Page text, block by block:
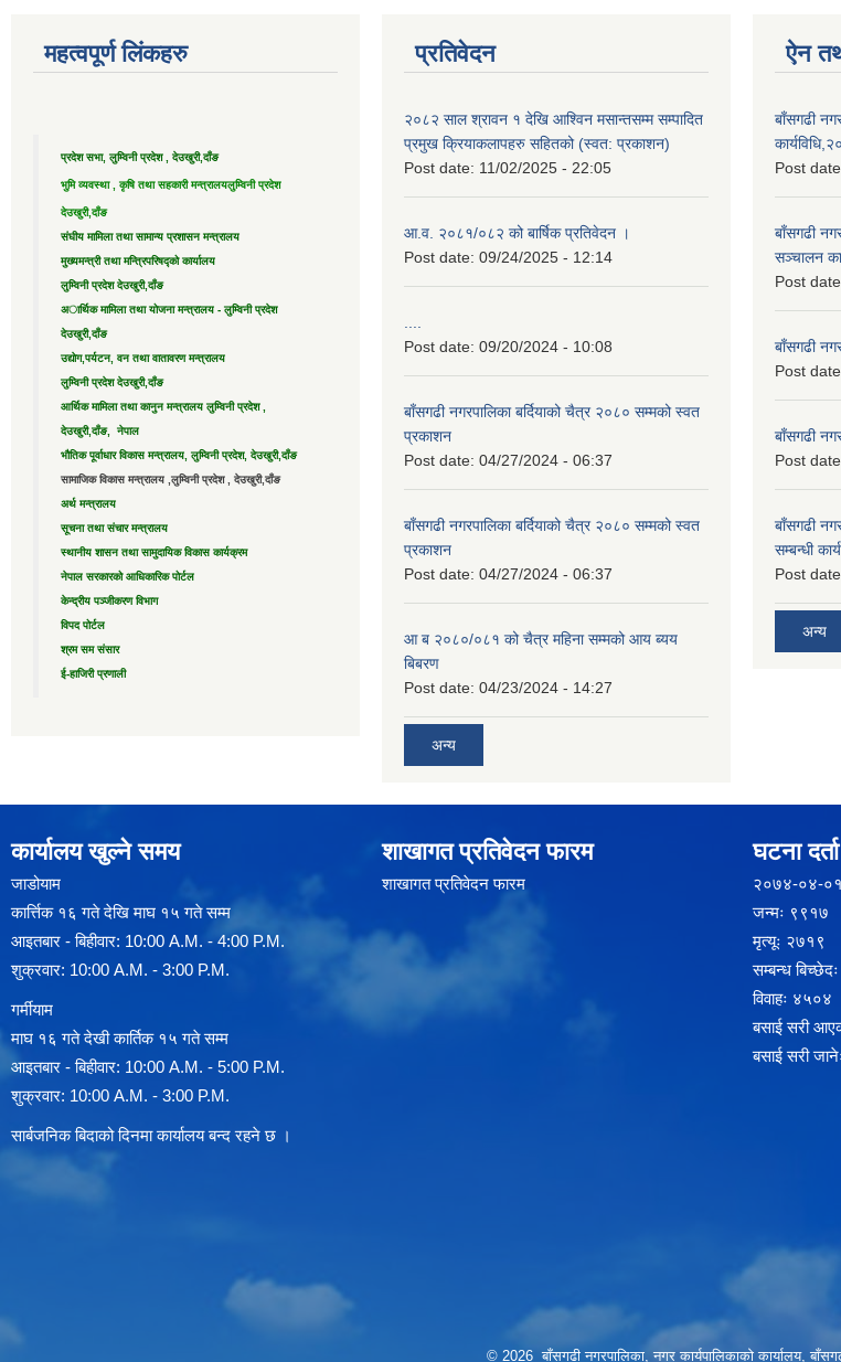
महत्वपूर्ण लिंकहरु
प्रदेश सभा, लुम्विनी प्रदेश , देउखुरी,दाँङ
भुमि व्यवस्था , कृषि तथा सहकारी मन्त्रालयलुम्विनी प्रदेश
देउखुरी,दाँङ
संघीय मामिला तथा सामान्य प्रशासन मन्त्रालय
मुख्यमन्त्री तथा मन्त्रिपरिषद्को कार्यालय
लुम्विनी प्रदेश देउखुरी,दाँङ
अार्थिक मामिला तथा योजना मन्त्रालय - लुम्विनी प्रदेश
देउखुरी,दाँङ
उद्याेग,पर्यटन, वन तथा वातावरण मन्त्रालय
लुम्विनी प्रदेश देउखुरी,दाँङ
आर्थिक मामिला तथा कानुन मन्त्रालय लुम्विनी प्रदेश ,
देउखुरी,दाँङ, नेपाल
भौतिक पूर्वाधार विकास मन्त्रालय, लुम्विनी प्रदेश, देउखुरी,दाँङ
सामाजिक विकास मन्त्रालय ,लुम्विनी प्रदेश , देउखुरी,दाँङ
अर्थ मन्त्रालय
सूचना तथा संचार मन्त्रालय
स्थानीय शासन तथा सामुदायिक विकास कार्यक्रम
नेपाल सरकारको आधिकारिक पोर्टल
केन्द्रीय पञ्जीकरण विभाग
विपद पोर्टल
श्रम सम संसार
ई-हाजिरी प्रणाली
प्रतिवेदन
२०८२ साल श्रावन १ देखि आश्विन मसान्तसम्म सम्पादित
प्रमुख क्रियाकलापहरु सहितको (स्वत: प्रकाशन)
Post date: 11/02/2025 - 22:05
आ.व. २०८१/०८२ को बार्षिक प्रतिवेदन ।
Post date: 09/24/2025 - 12:14
Post date: 09/20/2024 - 10:08
बाँसगढी नगरपालिका बर्दियाको चैत्र २०८० सम्मको स्वत
प्रकाशन
Post date: 04/27/2024 - 06:37
बाँसगढी नगरपालिका बर्दियाको चैत्र २०८० सम्मको स्वत
प्रकाशन
Post date: 04/27/2024 - 06:37
आ ब २०८०/०८१ को चैत्र महिना सम्मको आय ब्यय
बिबरण
Post date: 04/23/2024 - 14:27
अन्य
ऐन
बाँसगढी
Post
बाँसगढी
सञ्चालन
Post
बाँसगढी
Post
बाँसगढी
Post
बाँसगढी
सम्बन्धी
Post
अन्य
कार्यालय खुल्ने समय
जाडोयाम
कार्त्तिक १६ गते देखि माघ १५ गते सम्म
आइतबार - बिहीवार: 10:00 A.M. - 4:00 P.M.
शुक्रवार: 10:00 A.M. - 3:00 P.M.
गर्मीयाम
माघ १६ गते देखी कार्तिक १५ गते सम्म
आइतबार - बिहीवार: 10:00 A.M. - 5:00 P.M.
शुक्रवार: 10:00 A.M. - 3:00 P.M.
सार्बजनिक बिदाको दिनमा कार्यालय बन्द रहने छ ।
शाखागत प्रतिवेदन फारम
शाखागत प्रतिवेदन फारम
घटना दर्ता
२‍०७४-०४-
जन्मः ९९१७
मृत्यूः २७१९
सम्बन्ध
विवाहः ४५०४
बसाई सरी
बसाई सरी
© 2026 बाँसगढी नगरपालिका, नगर कार्यपालिकाकाे कार्यालय,